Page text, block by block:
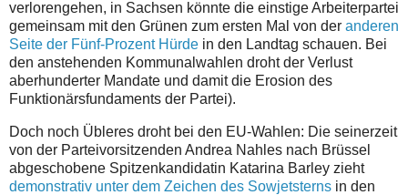
verlorengehen, in Sachsen könnte die einstige Arbeiterpartei
gemeinsam mit den Grünen zum ersten Mal von der anderen
Seite der Fünf-Prozent Hürde in den Landtag schauen. Bei
den anstehenden Kommunalwahlen droht der Verlust
aberhunderter Mandate und damit die Erosion des
Funktionärsfundaments der Partei).
Doch noch Übleres droht bei den EU-Wahlen: Die seinerzeit
von der Parteivorsitzenden Andrea Nahles nach Brüssel
abgeschobene Spitzenkandidatin Katarina Barley zieht
demonstrativ unter dem Zeichen des Sowjetsterns in den